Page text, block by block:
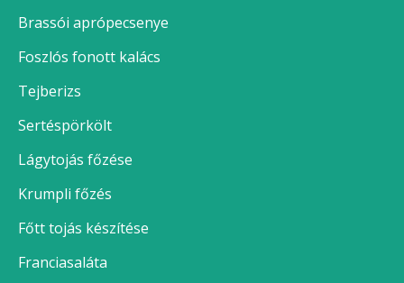
Brassói aprópecsenye
Foszlós fonott kalács
Tejberizs
Sertéspörkölt
Lágytojás főzése
Krumpli főzés
Főtt tojás készítése
Franciasaláta